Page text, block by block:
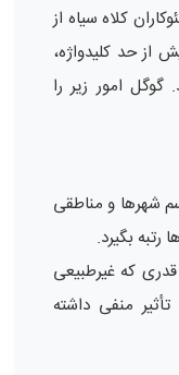
کلاه سیاه از
از حد کلیدواژه،
امور زیر را
شهرها و مناطقی
بگیرد.
قدری که غیرطبیعی
منفی داشته